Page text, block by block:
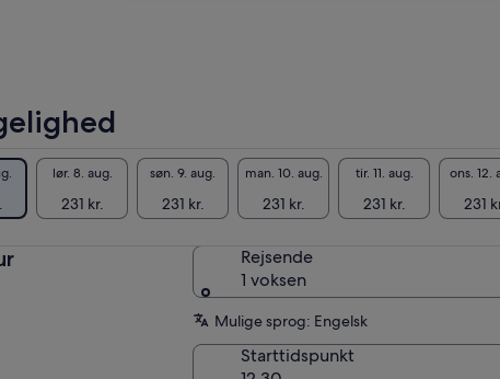
lør. 8. aug.
231 kr.
søn. 9. aug.
231 kr.
man. 10. aug.
231 kr.
tir. 11. aug.
231 kr.
ons. 12.
231
Rejsende
1 voksen
Mulige sprog: Engelsk
Starttidspunkt